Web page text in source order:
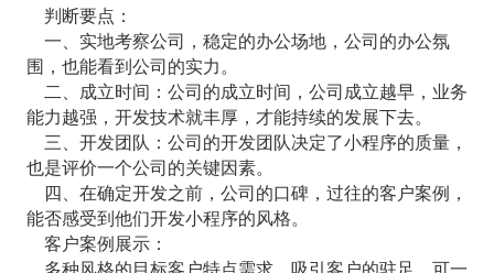
判断要点：
一、实地考察公司，稳定的办公场地，公司的办公氛
围，也能看到公司的实力。
二、成立时间：公司的成立时间，公司成立越早，业务
能力越强，开发技术就丰厚，才能持续的发展下去。
三、开发团队：公司的开发团队决定了小程序的质量，
也是评价一个公司的关键因素。
四、在确定开发之前，公司的口碑，过往的客户案例，
能否感受到他们开发小程序的风格。
客户案例展示：
多种风格的目标客户特点需求，吸引客户的驻足，可一